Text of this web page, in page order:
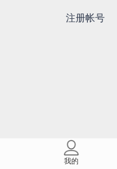
注册帐号
我的